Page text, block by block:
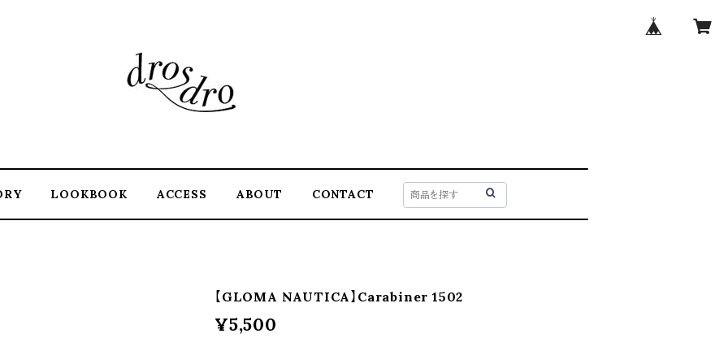
LOOKBOOK ACCESS ABOUT CONTACT
【GLOMA NAUTICA】Carabiner 1502
¥5,500